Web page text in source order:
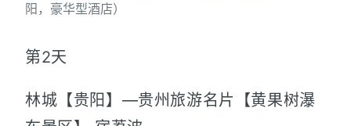
阳，豪华型酒店）
第2天
林城【贵阳】—贵州旅游名片【黄果树瀑